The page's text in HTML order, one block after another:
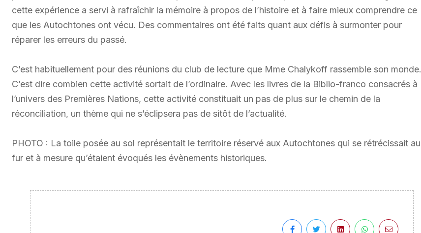
cette expérience a servi à rafraîchir la mémoire à propos de l’histoire et à faire mieux comprendre ce
que les Autochtones ont vécu. Des commentaires ont été faits quant aux défis à surmonter pour
réparer les erreurs du passé.
C’est habituellement pour des réunions du club de lecture que Mme Chalykoff rassemble son monde.
C’est dire combien cette activité sortait de l’ordinaire. Avec les livres de la Biblio-franco consacrés à
l’univers des Premières Nations, cette activité constituait un pas de plus sur le chemin de la
réconciliation, un thème qui ne s’éclipsera pas de sitôt de l’actualité.
PHOTO : La toile posée au sol représentait le territoire réservé aux Autochtones qui se rétrécissait au
fur et à mesure qu’étaient évoqués les évènements historiques.